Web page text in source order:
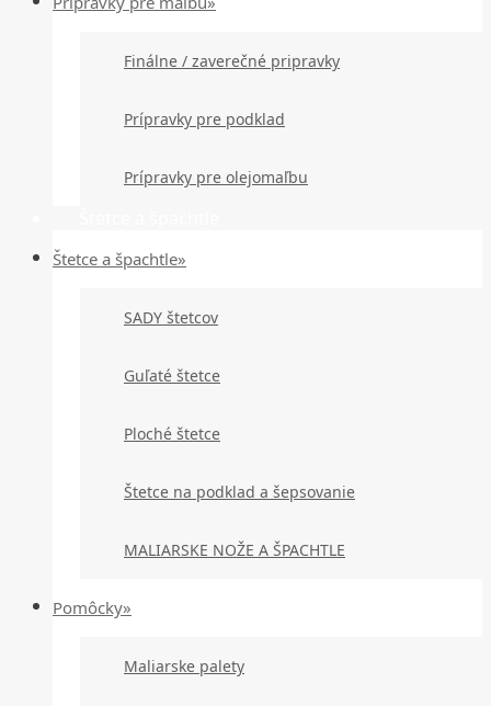
Finálne / zaverečné pripravky
Prípravky pre podklad
Prípravky pre olejomaľbu
Štetce a špachtle»
SADY štetcov
Guľaté štetce
Ploché štetce
Štetce na podklad a šepsovanie
MALIARSKE NOŽE A ŠPACHTLE
Pomôcky»
Maliarske palety